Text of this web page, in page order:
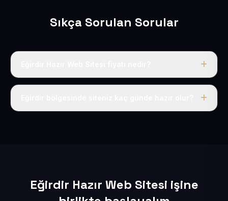
Sıkça Sorulan Sorular
Tek fiyat uygulanır: yıllık 50 USD + KDV. Bu bedele alan
Eğirdir Hazır Web Sitesi işine